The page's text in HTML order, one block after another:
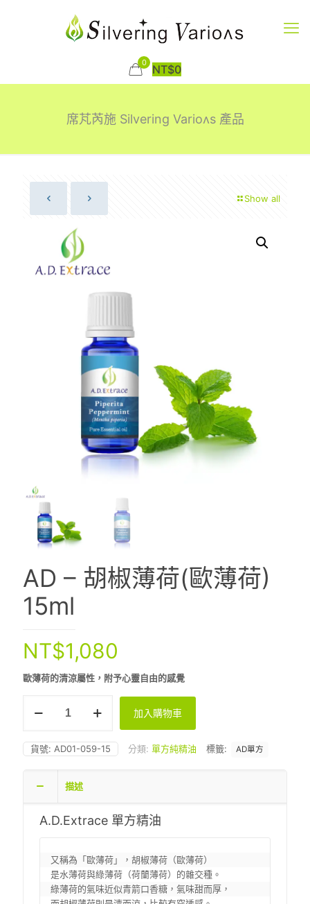
0 NT$0
席芃芮施 Silvering Varioʌs 產品
Show all
AD – 胡椒薄荷(歐薄荷)
15ml
NT$1,080
歐薄荷的清涼屬性，附予心靈自由的感覺
椒
薄
荷)
15ml
加入購物車
貨號: AD01-059-15 分類: 單方純精油 標籤: AD單方
描述
A.D.Extrace 單方精油
又稱為「歐薄荷」，胡椒薄荷（歐薄荷）
是水薄荷與綠薄荷（荷蘭薄荷）的雜交種。
綠薄荷的氣味近似青箭口香糖，氣味甜而厚，